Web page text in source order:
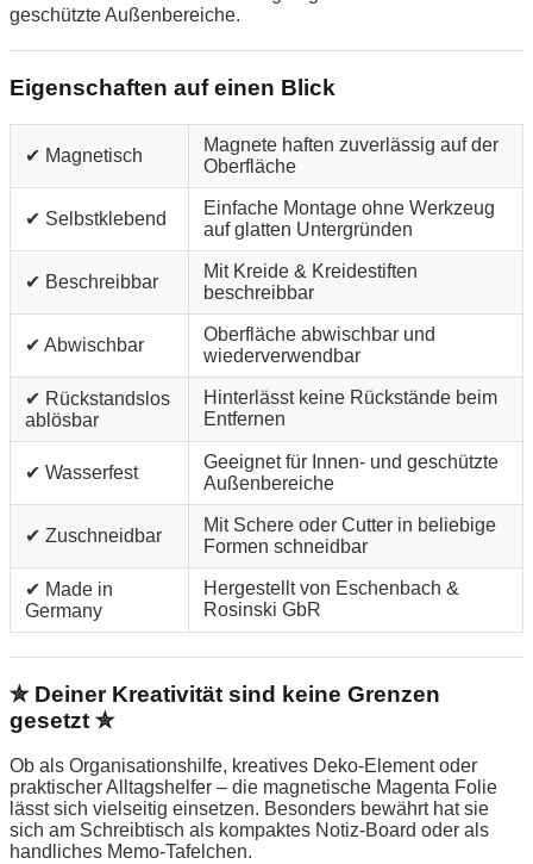
geschützte Außenbereiche.
Eigenschaften auf einen Blick
✔ Magnetisch
Magnete haften zuverlässig auf der
Oberfläche
✔ Selbstklebend
Einfache Montage ohne Werkzeug
auf glatten Untergründen
✔ Beschreibbar
Mit Kreide & Kreidestiften
beschreibbar
✔ Abwischbar
Oberfläche abwischbar und
wiederverwendbar
✔ Rückstandslos
ablösbar
Hinterlässt keine Rückstände beim
Entfernen
✔ Wasserfest
Geeignet für Innen- und geschützte
Außenbereiche
✔ Zuschneidbar
Mit Schere oder Cutter in beliebige
Formen schneidbar
✔ Made in
Germany
Hergestellt von Eschenbach &
Rosinski GbR
✮ Deiner Kreativität sind keine Grenzen
gesetzt ✮
Ob als Organisationshilfe, kreatives Deko-Element oder
praktischer Alltagshelfer – die magnetische Magenta Folie
lässt sich vielseitig einsetzen. Besonders bewährt hat sie
sich am Schreibtisch als kompaktes Notiz-Board oder als
handliches Memo-Tafelchen.